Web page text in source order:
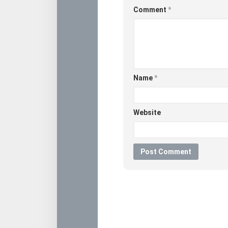
Comment *
Name*
Website